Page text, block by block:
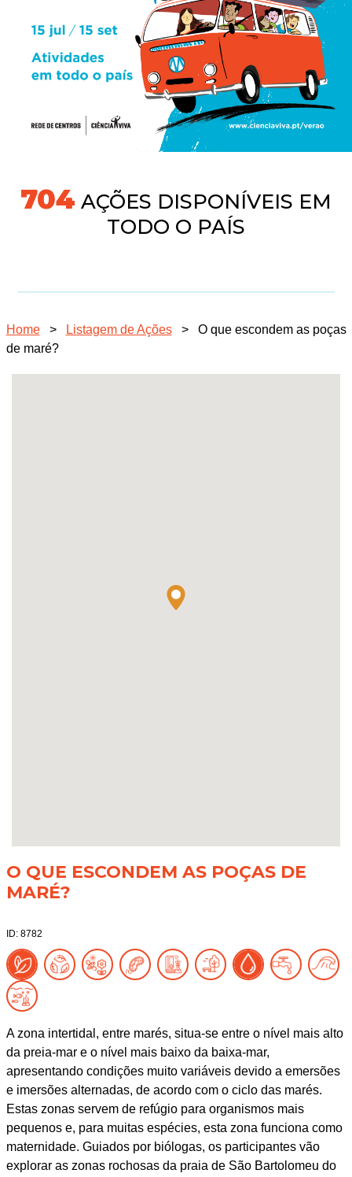
745AÇÕES DISPONÍVEIS EM
TODO O PAÍS
Home > Listagem de Ações >
O que escondem as poças
de maré?
O QUE ESCONDEM AS POÇAS DE
MARÉ?
ID: 8782
A zona intertidal, entre marés, situa-se entre o nível mais alto
da preia-mar e o nível mais baixo da baixa-mar,
apresentando condições muito variáveis devido a emersões
e imersões alternadas, de acordo com o ciclo das marés.
Estas zonas servem de refúgio para organismos mais
pequenos e, para muitas espécies, esta zona funciona como
maternidade. Guiados por biólogas, os participantes vão
explorar as zonas rochosas da praia de São Bartolomeu do